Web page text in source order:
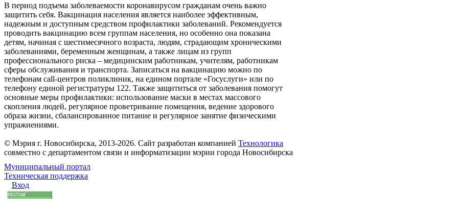
В период подъема заболеваемости коронавирусом гражданам очень важно
защитить себя. Вакцинация населения является наиболее эффективным,
надежным и доступным средством профилактики заболеваний. Рекомендуется
проводить вакцинацию всем группам населения, но особенно она показана
детям, начиная с шестимесячного возраста, людям, страдающим хроническими
заболеваниями, беременным женщинам, а также лицам из групп
профессионального риска – медицинским работникам, учителям, работникам
сферы обслуживания и транспорта. Записаться на вакцинацию можно по
телефонам call-центров поликлиник, на едином портале «Госуслуги» или по
телефону единой регистратуры 122. Также защититься от заболевания помогут
основные меры профилактики: использование маски в местах массового
скопления людей, регулярное проветривание помещения, ведение здорового
образа жизни, сбалансированное питание и регулярное занятие физическими
упражнениями.
© Мэрия г. Новосибирска, 2013-2026. Сайт разработан компанией Технологика
совместно с департаментом связи и информатизации мэрии города Новосибирска
Муниципальный портал
Техническая поддержка
Вход